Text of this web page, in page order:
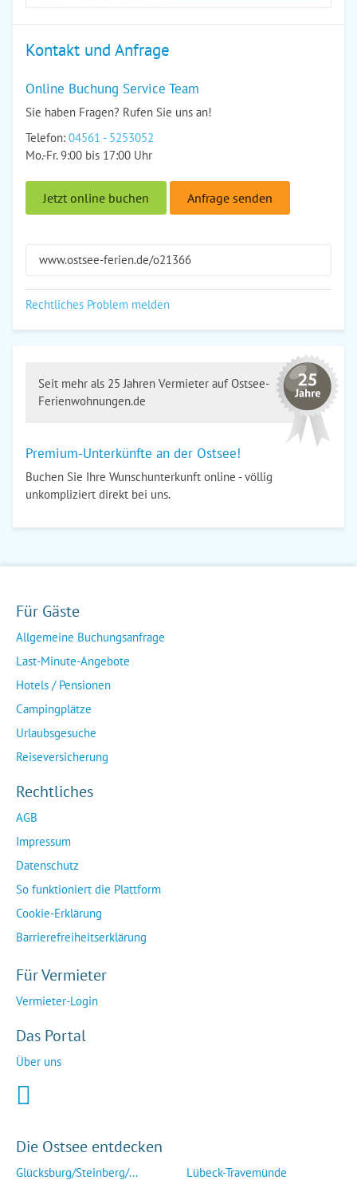
Kontakt und Anfrage
Online Buchung Service Team
Sie haben Fragen? Rufen Sie uns an!
Telefon: 04561 - 5253052
Mo.-Fr. 9:00 bis 17:00 Uhr
Jetzt online buchen Anfrage senden
www.ostsee-ferien.de/o21366
Rechtliches Problem melden
Seit mehr als 25 Jahren Vermieter auf Ostsee-
Ferienwohnungen.de
Premium-Unterkünfte an der Ostsee!
Buchen Sie Ihre Wunschunterkunft online - völlig
unkompliziert direkt bei uns.
Für Gäste
Allgemeine Buchungsanfrage
Last-Minute-Angebote
Hotels / Pensionen
Campingplätze
Urlaubsgesuche
Reiseversicherung
Rechtliches
AGB
Impressum
Datenschutz
So funktioniert die Plattform
Cookie-Erklärung
Barrierefreiheitserklärung
Für Vermieter
Vermieter-Login
Das Portal
Über uns
Die Ostsee entdecken
Glücksburg/Steinberg/...
Lübeck-Travemünde